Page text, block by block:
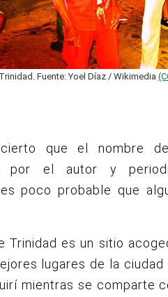
Fuente: Yoel Díaz / Wikimedia
que el nombre
por el autor y
es poco probable que
Trinidad es un sitio
lugares de la
mientras se comparte